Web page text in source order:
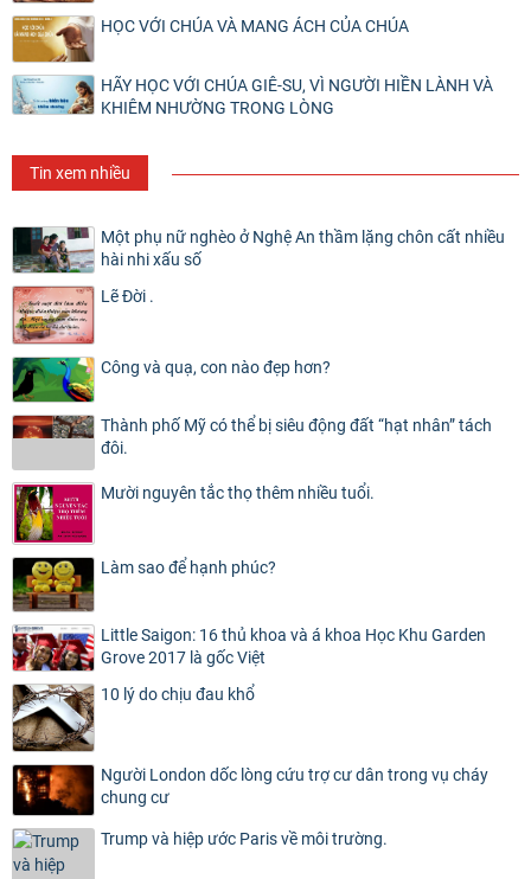
HỌC VỚI CHÚA VÀ MANG ÁCH CỦA CHÚA
HÃY HỌC VỚI CHÚA GIÊ-SU, VÌ NGƯỜI HIỀN LÀNH VÀ
KHIÊM NHƯỜNG TRONG LÒNG
Tin xem nhiều
Một phụ nữ nghèo ở Nghệ An thầm lặng chôn cất nhiều
hài nhi xấu số
Lẽ Đời .
Công và quạ, con nào đẹp hơn?
Thành phố Mỹ có thể bị siêu động đất “hạt nhân” tách
đôi.
Mười nguyên tắc thọ thêm nhiều tuổi.
Làm sao để hạnh phúc?
Little Saigon: 16 thủ khoa và á khoa Học Khu Garden
Grove 2017 là gốc Việt
10 lý do chịu đau khổ
Người London dốc lòng cứu trợ cư dân trong vụ cháy
chung cư
Trump và hiệp ước Paris về môi trường.